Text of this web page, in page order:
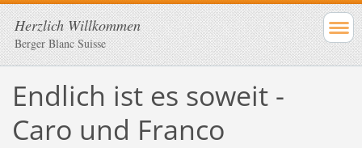
Herzlich Willkommen
Berger Blanc Suisse
Endlich ist es soweit -
Caro und Franco